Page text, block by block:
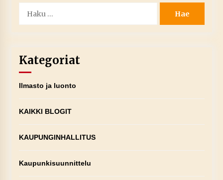
Kategoriat
Ilmasto ja luonto
KAIKKI BLOGIT
KAUPUNGINHALLITUS
Kaupunkisuunnittelu